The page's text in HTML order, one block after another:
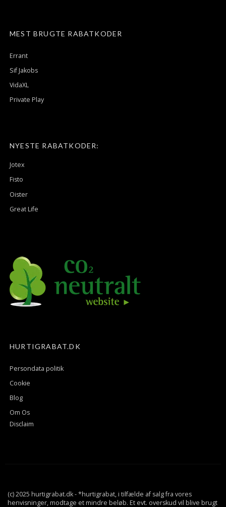
MEST BRUGTE RABATKODER
Errant
Sif Jakobs
VidaXL
Private Play
NYESTE RABATKODER:
Jotex
Fisto
Oister
Great Life
HURTIGRABAT.DK
Persondata politik
Cookie
Blog
Om Os
Disclaim
(c) 2025 hurtigrabat.dk - *hurtigrabat, i tilfælde af salg fra vores
henvisninger, modtage et mindre beløb. Et evt. overskud vil blive brugt